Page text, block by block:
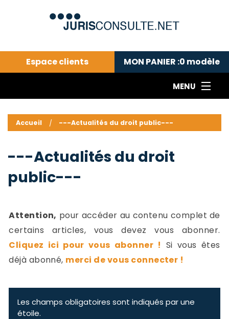
Espace clients MON PANIER :0 modèle
MENU
---Actualités du droit public---
Droit pénal---
Droit privé ---
Abonnement aux actualités
Accueil ---Actualités du droit public---
---Actualités du droit
public---
Attention, pour accéder au contenu complet de
certains articles, vous devez vous abonner.
Cliquez ici pour vous abonner ! Si vous êtes
déjà abonné, merci de vous connecter !
Les champs obligatoires sont indiqués par une
étoile.